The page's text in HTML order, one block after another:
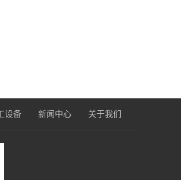
设备 新闻中心 关于我们